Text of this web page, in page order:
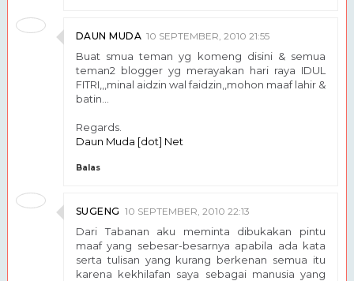
DAUN MUDA 10 SEPTEMBER, 2010 21:55
Buat smua teman yg komeng disini & semua
teman2 blogger yg merayakan hari raya IDUL
FITRI,,,minal aidzin wal faidzin,,mohon maaf lahir &
batin…
Regards.
Daun Muda [dot] Net
Balas
SUGENG 10 SEPTEMBER, 2010 22:13
Dari Tabanan aku meminta dibukakan pintu
maaf yang sebesar-besarnya apabila ada kata
serta tulisan yang kurang berkenan semua itu
karena kekhilafan saya sebagai manusia yang